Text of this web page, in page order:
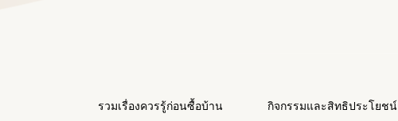
รวมเรื่องควรรู้ก่อนซื้อบ้าน กิจกรรมและสิทธิประโยชน์